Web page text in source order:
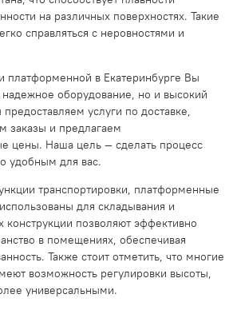
на различных поверхностях. Такие
справляться с неровностями и
платформенной в Екатеринбурге Вы
надежное оборудование, но и высокий
услуги по доставке,
заказы и предлагаем
цены. Наша цель — сделать процесс
удобным для вас.
транспортировки, платформенные
для складывания и
конструкции позволяют эффективно
в помещениях, обеспечивая
Также стоит отметить, что многие
возможность регулировки высоты,
универсальными.